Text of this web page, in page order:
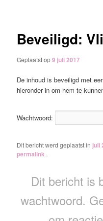
Beveiligd:
Geplaatst op9 juli 2017
De inhoud is beveiligd met
hieronder in om hem te
Wachtwoord:
Dit bericht werd geplaatst in juli
permalink .
Dit bericht is
wachtwoord.